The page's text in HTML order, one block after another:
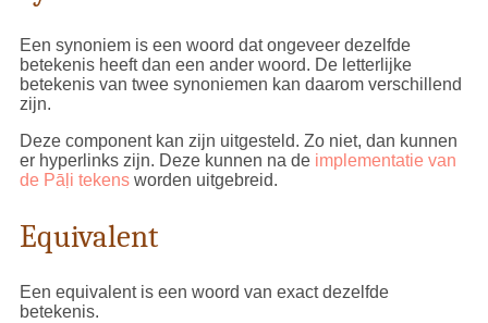
Een synoniem is een woord dat ongeveer dezelfde
betekenis heeft dan een ander woord. De letterlijke
betekenis van twee synoniemen kan daarom verschillend
zijn.
Deze component kan zijn uitgesteld. Zo niet, dan kunnen
er hyperlinks zijn. Deze kunnen na de implementatie van
de Pāḷi tekensworden uitgebreid.
Equivalent
Een equivalent is een woord van exact dezelfde
betekenis.